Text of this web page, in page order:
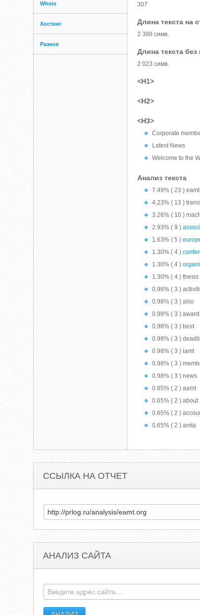
Whois
Хостинг
Разное
307
Длина текста на
2 388 симв.
Длина текста
2 023 симв.
<H1>
<H2>
<H3>
Corporate
Latest News
Welcome to the
Анализ текста
7.49% ( 23 ) eamt
4.23% ( 13 )
3.26% ( 10 )
2.93% ( 9 )
1.63% ( 5 )
1.30% ( 4 )
1.30% ( 4 )
1.30% ( 4 ) thesis
0.98% ( 3 )
0.98% ( 3 ) also
0.98% ( 3 ) award
0.98% ( 3 ) best
0.98% ( 3 )
0.98% ( 3 ) iamt
0.98% ( 3 )
0.98% ( 3 ) news
0.65% ( 2 ) aamt
0.65% ( 2 ) about
0.65% ( 2 )
0.65% ( 2 ) amta
ССЫЛКА НА ОТЧЕТ
АНАЛИЗ САЙТА